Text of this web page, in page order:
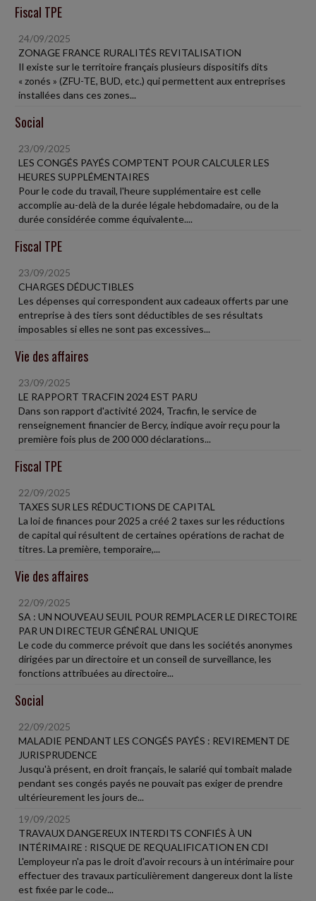
Fiscal TPE
24/09/2025
ZONAGE FRANCE RURALITÉS REVITALISATION
Il existe sur le territoire français plusieurs dispositifs dits
« zonés » (ZFU-TE, BUD, etc.) qui permettent aux entreprises
installées dans ces zones...
Social
23/09/2025
LES CONGÉS PAYÉS COMPTENT POUR CALCULER LES
HEURES SUPPLÉMENTAIRES
Pour le code du travail, l'heure supplémentaire est celle
accomplie au-delà de la durée légale hebdomadaire, ou de la
durée considérée comme équivalente....
Fiscal TPE
23/09/2025
CHARGES DÉDUCTIBLES
Les dépenses qui correspondent aux cadeaux offerts par une
entreprise à des tiers sont déductibles de ses résultats
imposables si elles ne sont pas excessives...
Vie des affaires
23/09/2025
LE RAPPORT TRACFIN 2024 EST PARU
Dans son rapport d'activité 2024, Tracfin, le service de
renseignement financier de Bercy, indique avoir reçu pour la
première fois plus de 200 000 déclarations...
Fiscal TPE
22/09/2025
TAXES SUR LES RÉDUCTIONS DE CAPITAL
La loi de finances pour 2025 a créé 2 taxes sur les réductions
de capital qui résultent de certaines opérations de rachat de
titres. La première, temporaire,...
Vie des affaires
22/09/2025
SA : UN NOUVEAU SEUIL POUR REMPLACER LE DIRECTOIRE
PAR UN DIRECTEUR GÉNÉRAL UNIQUE
Le code du commerce prévoit que dans les sociétés anonymes
dirigées par un directoire et un conseil de surveillance, les
fonctions attribuées au directoire...
Social
22/09/2025
MALADIE PENDANT LES CONGÉS PAYÉS : REVIREMENT DE
JURISPRUDENCE
Jusqu'à présent, en droit français, le salarié qui tombait malade
pendant ses congés payés ne pouvait pas exiger de prendre
ultérieurement les jours de...
19/09/2025
TRAVAUX DANGEREUX INTERDITS CONFIÉS À UN
INTÉRIMAIRE : RISQUE DE REQUALIFICATION EN CDI
L'employeur n'a pas le droit d'avoir recours à un intérimaire pour
effectuer des travaux particulièrement dangereux dont la liste
est fixée par le code...